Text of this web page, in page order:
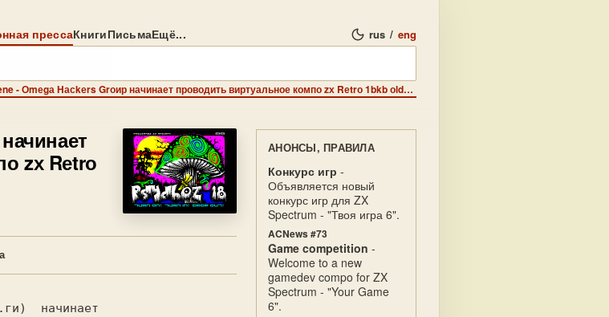
прессаКнигиПисьмаЕщё... rus / eng
Scene - Оmеgа Hасkеrs Grоир начинает проводить виртуальное компо zх Rеtrо 1bkb оldsсооl intrо.
zх Rеtrо
АНОНСЫ, ПРАВИЛА
Конкурс игр -
Объявляется новый
конкурс игр для ZX
Spectrum - "Твоя игра 6".
ACNews #73
Game competition -
Welcome to a new
gamedev compo for ZX
Spectrum - "Your Game
6".